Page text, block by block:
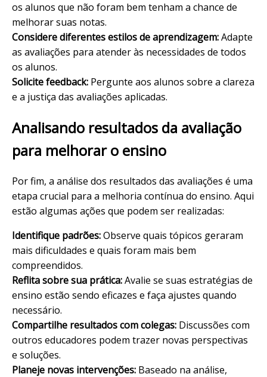
os alunos que não foram bem tenham a chance de
melhorar suas notas.
Considere diferentes estilos de aprendizagem:Adapte
as avaliações para atender às necessidades de todos
os alunos.
Solicite feedback: Pergunte aos alunos sobre a clareza
e a justiça das avaliações aplicadas.
Analisando resultados da avaliação
para melhorar o ensino
Por fim, a análise dos resultados das avaliações é uma
etapa crucial para a melhoria contínua do ensino. Aqui
estão algumas ações que podem ser realizadas:
Identifique padrões:Observe quais tópicos geraram
mais dificuldades e quais foram mais bem
compreendidos.
Reflita sobre sua prática:Avalie se suas estratégias de
ensino estão sendo eficazes e faça ajustes quando
necessário.
Compartilhe resultados com colegas: Discussões com
outros educadores podem trazer novas perspectivas
e soluções.
Planeje novas intervenções: Baseado na análise,